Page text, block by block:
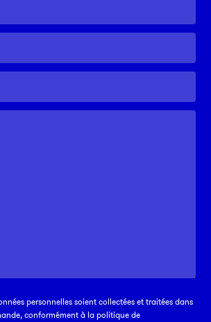
personnelles soient collectées et traitées dans
conformément à la politique de